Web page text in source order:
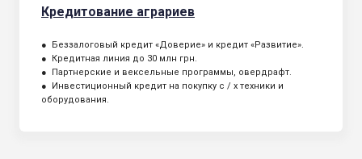
Кредитование аграриев
● Беззалоговый кредит «Доверие» и кредит «Развитие».
● Кредитная линия до 30 млн грн.
● Партнерские и вексельные программы, овердрафт.
● Инвестиционный кредит на покупку с / х техники и
оборудования.